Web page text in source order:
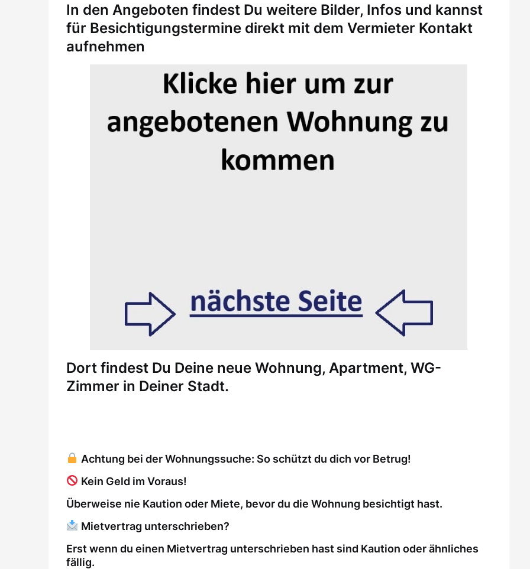
In den Angeboten findest Du weitere Bilder, Infos und kannst
für Besichtigungstermine direkt mit dem Vermieter Kontakt
aufnehmen
Dort findest Du Deine neue Wohnung, Apartment, WG-
Zimmer in Deiner Stadt.
Achtung bei der Wohnungssuche: So schützt du dich vor Betrug!
Kein Geld im Voraus!
Überweise nie Kaution oder Miete, bevor du die Wohnung besichtigt hast.
Mietvertrag unterschrieben?
Erst wenn du einen Mietvertrag unterschrieben hast sind Kaution oder ähnliches
fällig.